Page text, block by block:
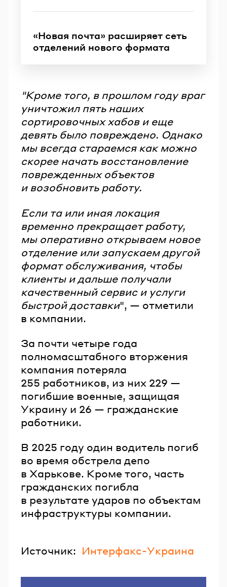
«Новая почта» расширяет сеть
отделений нового формата
"Кроме того, в прошлом году враг
уничтожил пять наших
сортировочных хабов и еще
девять было повреждено. Однако
мы всегда стараемся как можно
скорее начать восстановление
поврежденных объектов
и возобновить работу.
Если та или иная локация
временно прекращает работу,
мы оперативно открываем новое
отделение или запускаем другой
формат обслуживания, чтобы
клиенты и дальше получали
качественный сервис и услуги
быстрой доставки", — отметили
в компании.
За почти четыре года
полномасштабного вторжения
компания потеряла
255 работников, из них 229 —
погибшие военные, защищая
Украину и 26 — гражданские
работники.
В 2025 году один водитель погиб
во время обстрела депо
в Харькове. Кроме того, часть
гражданских погибла
в результате ударов по объектам
инфраструктуры компании.
Источник: Интерфакс-Украина